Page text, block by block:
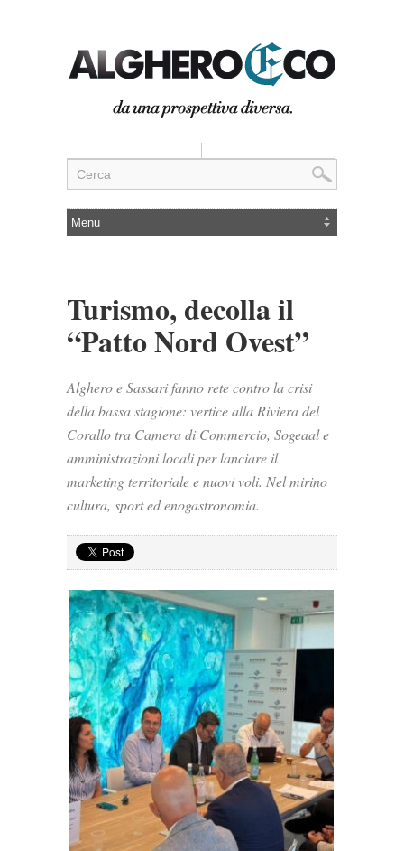
Turismo, decolla il
“Patto Nord Ovest”
Alghero e Sassari fanno rete contro la crisi
della bassa stagione: vertice alla Riviera del
Corallo tra Camera di Commercio, Sogeaal e
amministrazioni locali per lanciare il
marketing territoriale e nuovi voli. Nel mirino
cultura, sport ed enogastronomia.